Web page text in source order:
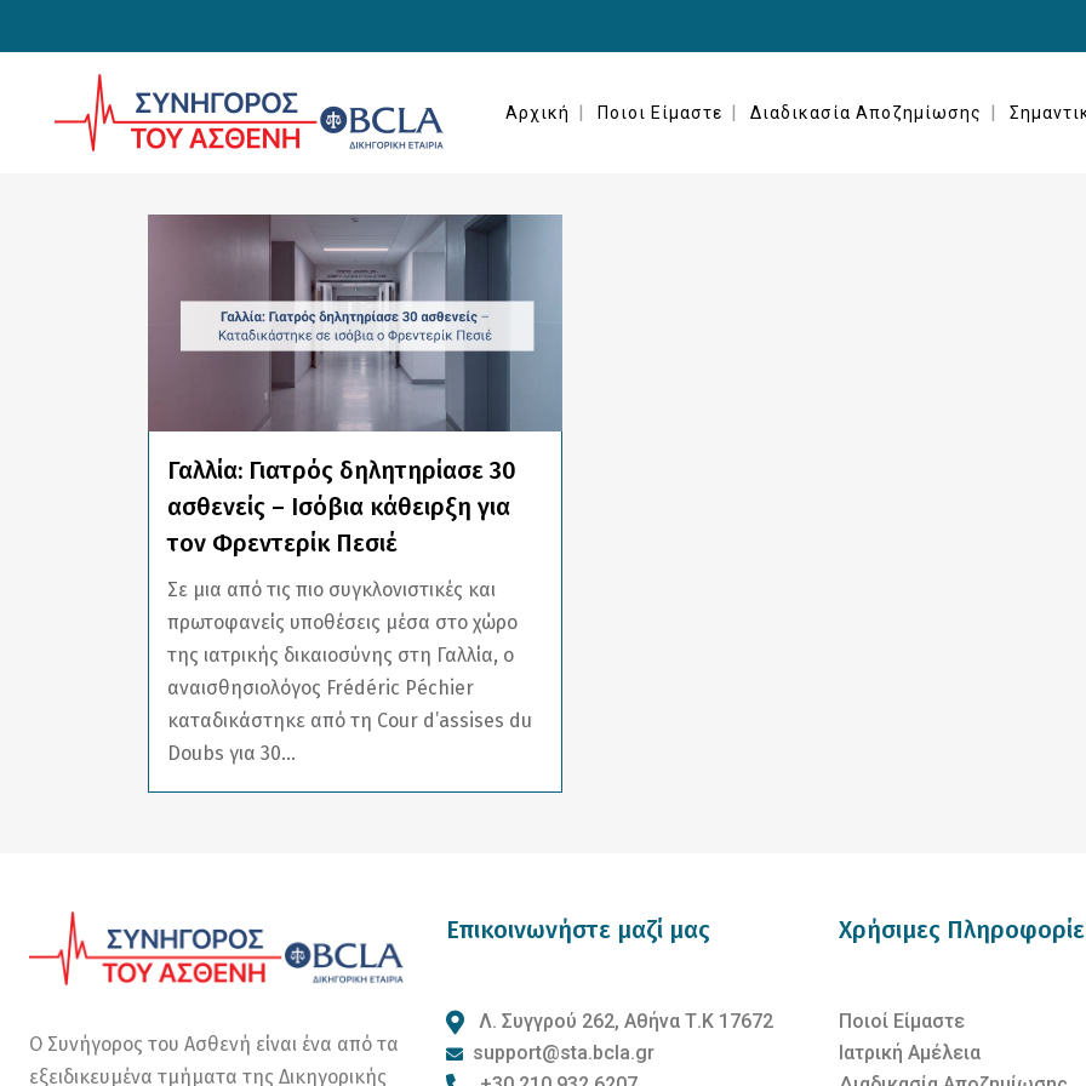
Αρχική Ποιοι Είμαστε Διαδικασία Αποζημίωσης
ALL COVID-19
Γαλλία: Γιατρός δηλητηρίασε 30
ασθενείς – Ισόβια κάθειρξη για
τον Φρεντερίκ Πεσιέ
Σε μια από τις πιο συγκλονιστικές και
πρωτοφανείς υποθέσεις μέσα στο χώρο
της ιατρικής δικαιοσύνης στη Γαλλία, ο
αναισθησιολόγος Frédéric Péchier
καταδικάστηκε από τη Cour d’assises du
Doubs για 30...
Ο Συνήγορος του Ασθενή είναι ένα από τα
εξειδικευμένα τμήματα της Δικηγορικής
Επικοινωνήστε μαζί μας
Λ. Συγγρού 262, Αθήνα Τ.Κ 17672
support@sta.bcla.gr
Χρήσιμες
Ποιοί Είμαστε
Ιατρική Αμέλεια